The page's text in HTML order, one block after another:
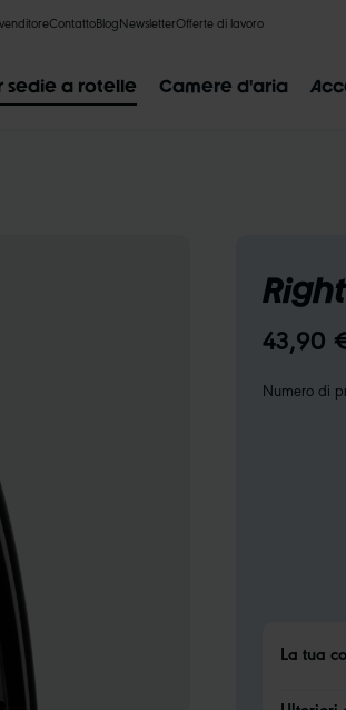
ContattoBlogNewsletterOfferte di lavoro
sedie a rotelle Camere d'aria
43,90
Numero di
La tua